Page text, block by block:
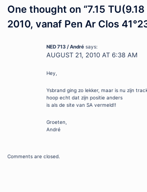
One thought on “7.15
2010, vanaf Pen Ar Clos
NED 713 / André says:
AUGUST 21, 2010 AT 6:38 AM
Hey,
Ysbrand ging zo lekker, maar is nu zijn
hoop echt dat zijn positie anders
is als de site van SA vermeld!!
Groeten,
André
Comments are closed.